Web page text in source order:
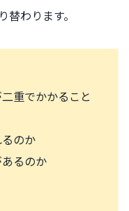
わります。
重でかかること
のか
るのか